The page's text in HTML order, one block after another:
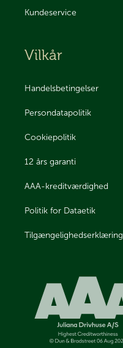
Kundeservice
Vilkår
Handelsbetingelser
Persondatapolitik
Cookiepolitik
12 års garanti
AAA-kreditværdighed
Politik for Dataetik
Tilgængelighedserklæring